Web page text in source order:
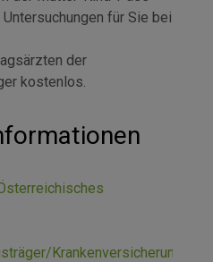
für Sie bei
der
kostenlos.